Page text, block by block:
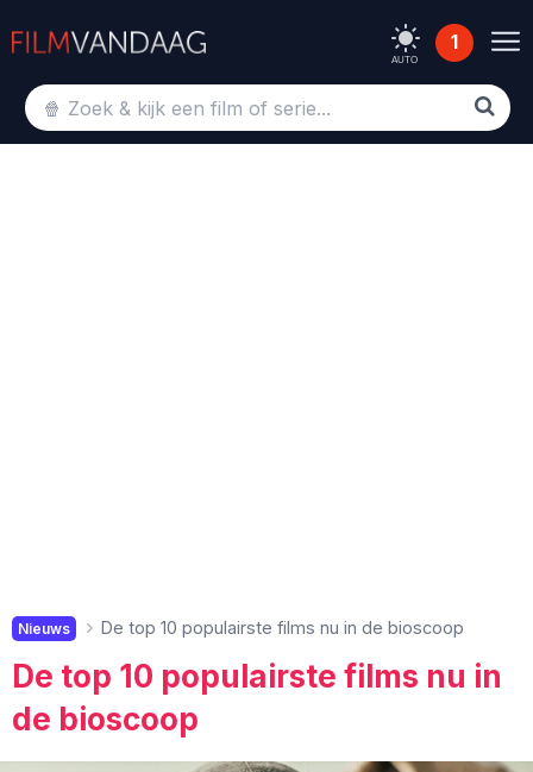
AUTO
1
Nieuws De top 10 populairste films nu in de bioscoop
De top 10 populairste films nu in
de bioscoop